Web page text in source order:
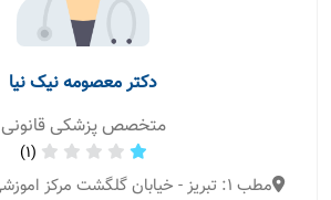
دکتر معصومه نیک نیا
متخصص پزشکی قانونی
(1)
مطب 1: تبریز - خیابان گلگشت مرکز اموزشی درمانی امام رضا